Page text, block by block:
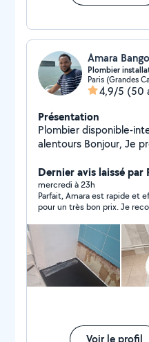
Amara
Plombier
Paris (Grandes
4,9/5 (50
Présentation
Plombier disponible-
alentours Bonjour, Je propose mes services de
et réparation (fuite,
entretien Je suis basé à Paris et je me déplace
rapidement sur toute la
sérieux,soigné confiance. N'hésite pas
contacter,je suis
demandes et trouver
besoins. À bientôt
Dernier avis laissé par
mercredi à 23h
Parfait, Amara est rapide et
pour un
Voir le profil